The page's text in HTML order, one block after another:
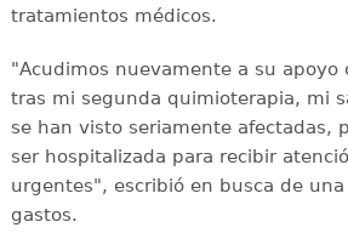
tratamientos médicos.
"Acudimos nuevamente a su apoyo
tras mi segunda quimioterapia, mi
se han visto seriamente afectadas,
ser hospitalizada para recibir
urgentes", escribió en busca de
gastos.